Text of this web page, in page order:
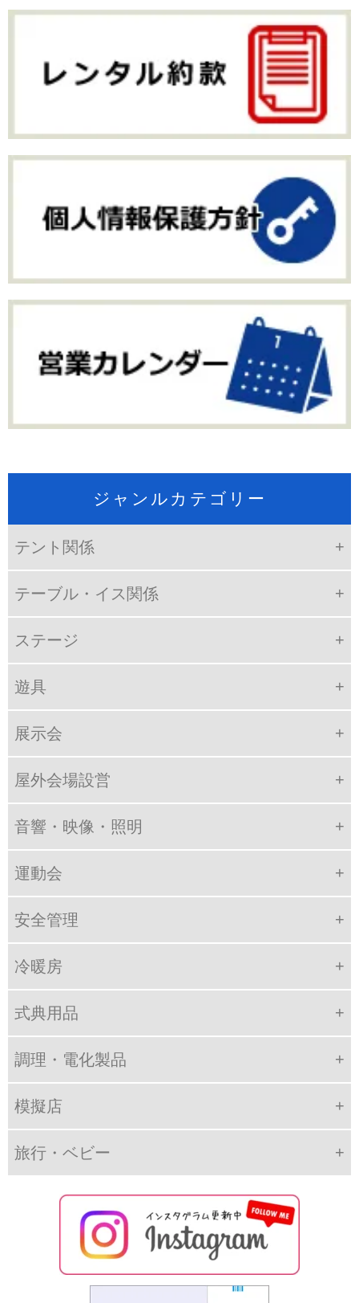
ジャンルカテゴリー
テント関係
テーブル・イス関係
ステージ
遊具
展示会
屋外会場設営
音響・映像・照明
運動会
安全管理
冷暖房
式典用品
調理・電化製品
模擬店
旅行・ベビー